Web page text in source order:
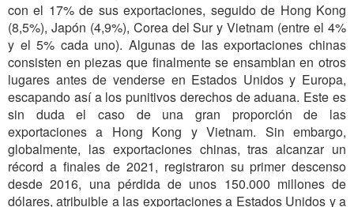
con el 17% de sus exportaciones, seguido de Hong Kong
(8,5%), Japón (4,9%), Corea del Sur y Vietnam (entre el 4%
y el 5% cada uno). Algunas de las exportaciones chinas
consisten en piezas que finalmente se ensamblan en otros
lugares antes de venderse en Estados Unidos y Europa,
escapando así a los punitivos derechos de aduana. Este es
sin duda el caso de una gran proporción de las
exportaciones a Hong Kong y Vietnam. Sin embargo,
globalmente, las exportaciones chinas, tras alcanzar un
récord a finales de 2021, registraron su primer descenso
desde 2016, una pérdida de unos 150.000 millones de
dólares, atribuible a las exportaciones a Estados Unidos y a